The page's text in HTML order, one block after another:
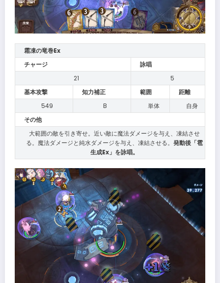
霜凍の竜巻Ex
チャージ
詠唱
21
5
基本攻撃
知力補正 範囲
距離
549
B 単体
自身
その他
大範囲の敵を引き寄せ。近い敵に魔法ダメージを与え、凍結させ
る。魔法ダメージと純水ダメージを与え、凍結させる。 発動後「雹
生成Ex」を詠唱。